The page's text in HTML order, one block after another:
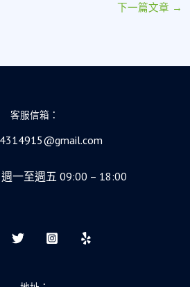
下一篇文章 →
客服信箱：
週一至週五 09:00 – 18:00